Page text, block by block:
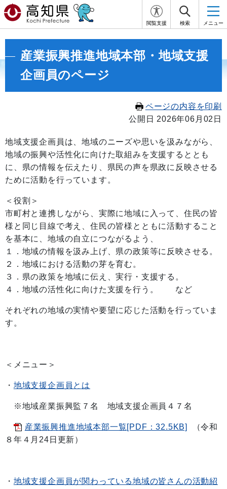
閲覧支援 検索 メニュー
産業振興推進地域本部・地域支援
企画員のページ
ページの内容を印刷
公開日 2026年06月02日
地域支援企画員は、地域のニーズや思いを汲みながら、
地域の振興や活性化に向けた取組みを支援するととも
に、県の情報を伝えたり、県民の声を県政に反映させる
ために活動を行っています。
＜役割＞
市町村と連携しながら、実際に地域に入って、住民の皆
様と同じ目線で考え、住民の皆様とともに活動すること
を基本に、地域の自立につながるよう、
１．地域の情報を汲み上げ、県の政策等に反映させる。
２．地域における活動の芽を育む。
３．県の政策を地域に伝え、実行・支援する。
４．地域の活性化に向けた支援を行う。 など
それぞれの地域の実情や要望に応じた活動を行っていま
す。
＜メニュー＞
・ 地域支援企画員とは
※地域産業振興監７名 地域支援企画員４７名
産業振興推進地域本部一覧[PDF：32.5KB]
（令和
８年４月24日更新）
・ 地域支援企画員が関わっている地域の皆さんの活動紹